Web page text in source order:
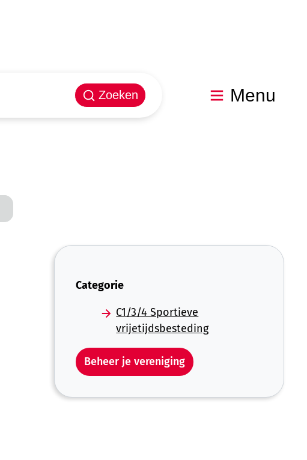
Zoeken
Menu
Categorie
C1/3/4 Sportieve
vrijetijdsbesteding
Beheer je vereniging